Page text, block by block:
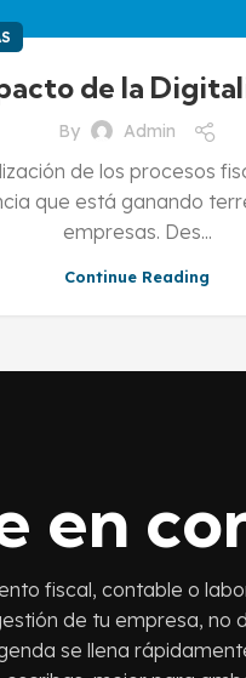
de la
By Admin
de los procesos
que está ganando
empresas. Des...
Continue Reading
en
fiscal, contable o
de tu empresa, no
se llena